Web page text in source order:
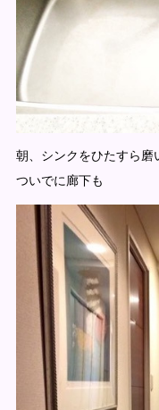
朝、シンクをひたすら磨
ついでに廊下も